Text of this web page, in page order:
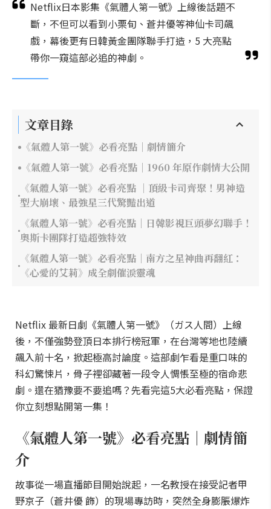
Netflix日本影集《氣體人第一號》上線後話題不
斷，不但可以看到小栗旬、蒼井優等神仙卡司飆
戲，幕後更有日韓黃金團隊聯手打造，5 大亮點
帶你一窺這部必追的神劇。
文章目錄
《氣體人第一號》必看亮點｜劇情簡介
《氣體人第一號》必看亮點｜1960 年原作劇情大公開
《氣體人第一號》必看亮點 ｜頂級卡司齊聚！男神造
型大崩壞、最強星三代驚豔出道
《氣體人第一號》必看亮點｜日韓影視巨頭夢幻聯手！
奧斯卡團隊打造超強特效
《氣體人第一號》必看亮點｜南方之星神曲再翻紅：
《心愛的艾莉》成全劇催淚靈魂
Netflix 最新日劇《氣體人第一號》（ガス人間）上線
後，不僅強勢登頂日本排行榜冠軍，在台灣等地也陸續
飆入前十名，掀起極高討論度。這部劇乍看是重口味的
科幻驚悚片，骨子裡卻藏著一段令人惆悵至極的宿命悲
劇。還在猶豫要不要追嗎？先看完這5大必看亮點，保證
你立刻想點開第一集！
《氣體人第一號》必看亮點｜劇情簡
介
故事從一場直播節目開始說起，一名教授在接受記者甲
野京子（蒼井優 飾）的現場專訪時，突然全身膨脹爆炸